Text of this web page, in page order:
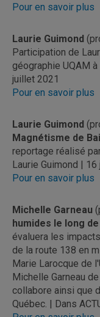
Pour en savoir plus
Laurie Guimond
Participation de
géographie UQAM
juillet 2021
Pour en savoir plus
Laurie Guimond
Magnétisme de
reportage réalisé
Laurie Guimond | 16
Pour en savoir plus
Michelle Garneau
humides le long
évaluera les
de la route 138 en
Marie Larocque de
Michelle Garneau
collabore ainsi que
Québec. | Dans